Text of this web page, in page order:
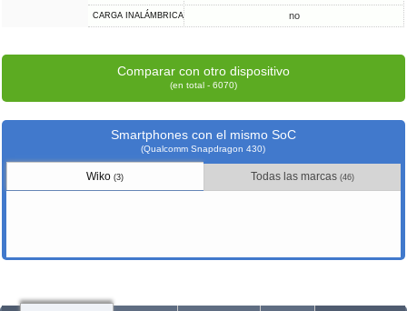
CARGA INALÁMBRICA no
Comparar con otro dispositivo
(en total - 6070)
Smartphones con el mismo SoC
(Qualcomm Snapdragon 430)
Wiko(3) Todas las marcas (46)